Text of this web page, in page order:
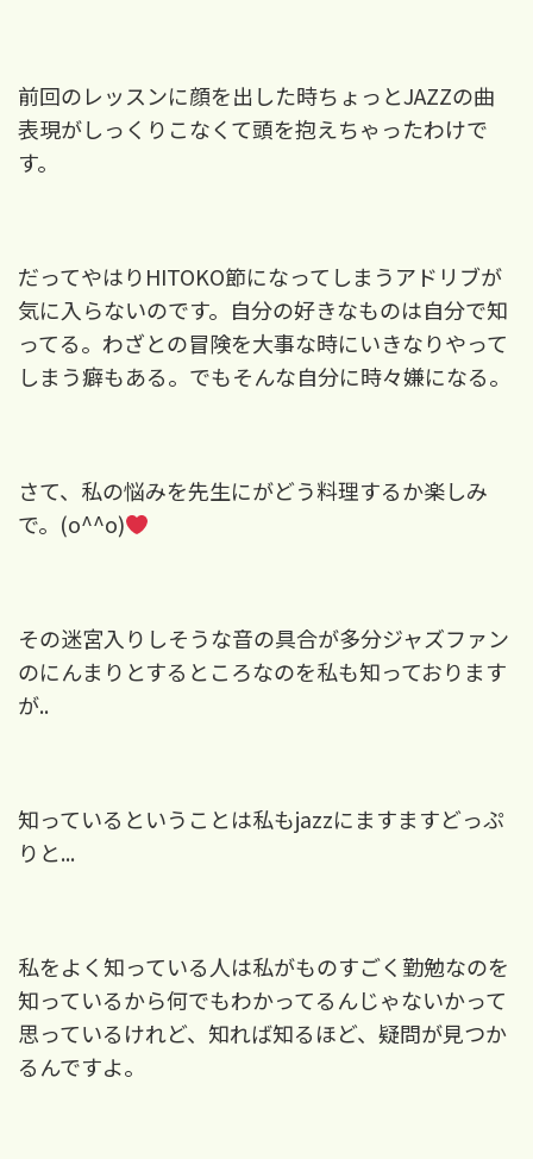
前回のレッスンに顔を出した時ちょっとJAZZの曲
表現がしっくりこなくて頭を抱えちゃったわけで
す。
だってやはりHITOKO節になってしまうアドリブが
気に入らないのです。自分の好きなものは自分で知
ってる。わざとの冒険を大事な時にいきなりやって
しまう癖もある。でもそんな自分に時々嫌になる。
さて、私の悩みを先生にがどう料理するか楽しみ
で。 (o^^o)
その迷宮入りしそうな音の具合が多分ジャズファン
のにんまりとするところなのを私も知っております
が..
知っているということは私もjazzにますますどっぷ
りと...
私をよく知っている人は私がものすごく勤勉なのを
知っているから何でもわかってるんじゃないかって
思っているけれど、知れば知るほど、疑問が見つか
るんですよ。